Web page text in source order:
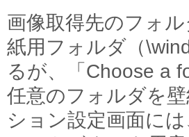
画像取得先のフォ
紙用フォルダ（
るが、「Choose a
任意のフォルダを
ション設定画面に